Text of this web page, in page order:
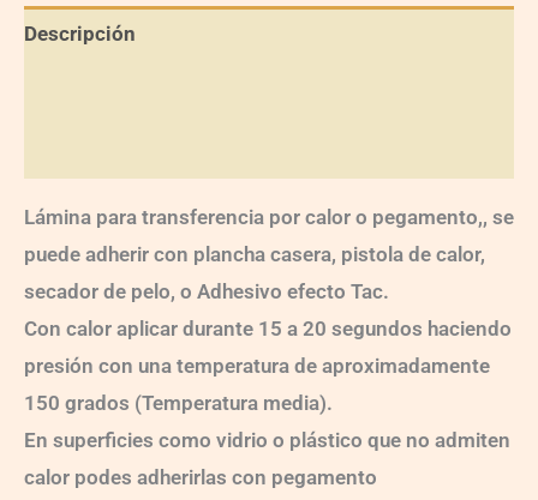
Descripción
Lámina para transferencia por calor o pegamento,, se
puede adherir con plancha casera, pistola de calor,
secador de pelo, o Adhesivo efecto Tac.
Con calor aplicar durante 15 a 20 segundos haciendo
presión con una temperatura de aproximadamente
150 grados (Temperatura media).
En superficies como vidrio o plástico que no admiten
calor podes adherirlas con pegamento